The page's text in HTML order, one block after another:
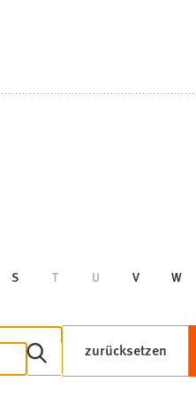
S T U V W
zurücksetzen